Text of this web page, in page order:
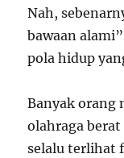
Nah,
bawaan
pola hidup
Banyak
olahraga
selalu terlihat